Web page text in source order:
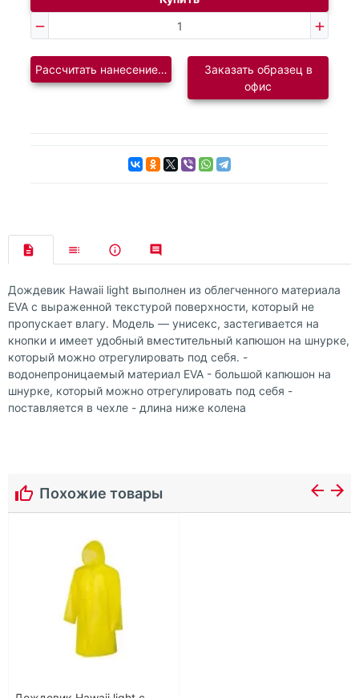
Рассчитать нанесение логотипаЗаказать образец в
офис
Дождевик Hawaii light выполнен из облегченного материала
EVA с выраженной текстурой поверхности, который не
пропускает влагу. Модель — унисекс, застегивается на
кнопки и имеет удобный вместительный капюшон на шнурке,
который можно отрегулировать под себя. -
водонепроницаемый материал EVA - большой капюшон на
шнурке, который можно отрегулировать под себя -
поставляется в чехле - длина ниже колена
Похожие товары